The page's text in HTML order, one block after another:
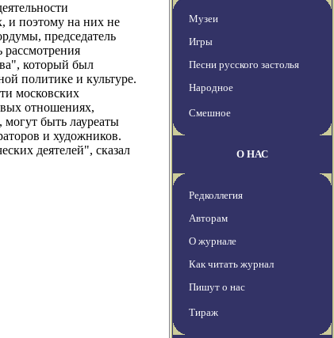
и поэтому на них не
председатель
который был
политике и культуре.
московских
отношениях,
могут быть лауреаты
и художников.
деятелей", сказал
Музеи
Игры
Песни русского застолья
Народное
Смешное
О НАС
Редколлегия
Авторам
О журнале
Как читать журнал
Пишут о нас
Тираж